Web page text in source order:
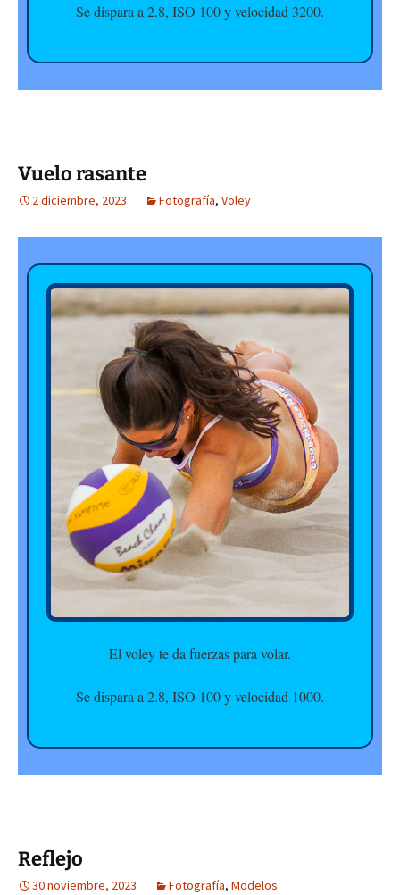
Se dispara a 2.8, ISO 100 y velocidad 3200.
Vuelo rasante
2 diciembre, 2023 Fotografía, Voley
El voley te da fuerzas para volar.
Se dispara a 2.8, ISO 100 y velocidad 1000.
Reflejo
30 noviembre, 2023 Fotografía, Modelos